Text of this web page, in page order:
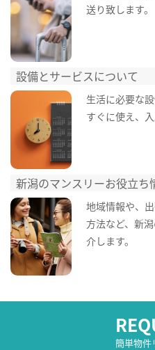
送り致します。
設備とサービスについて
生活に必要な
すぐに使え、
新潟のマンスリーお役立ち
地域情報や、
方法など、新
介します。
簡単物件